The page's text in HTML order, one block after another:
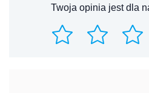
Twoja opinia jest dla